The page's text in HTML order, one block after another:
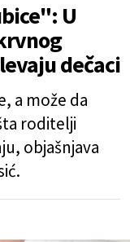
U
dečaci
a može da
roditelji
objašnjava